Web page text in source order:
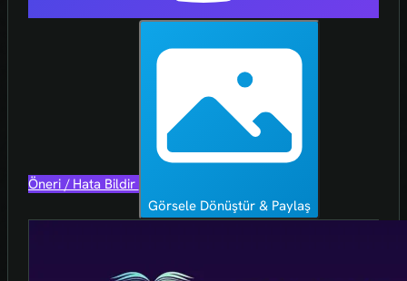
Öneri / Hata Bildir
Görsele Dönüştür & Paylaş